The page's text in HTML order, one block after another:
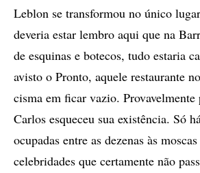
Leblon se transformou no único
deveria estar lembro aqui que na
de esquinas e botecos, tudo estaria
avisto o Pronto, aquele restaurante
cisma em ficar vazio.
Carlos esqueceu sua existência. Só
ocupadas entre as dezenas às
celebridades que certamente não